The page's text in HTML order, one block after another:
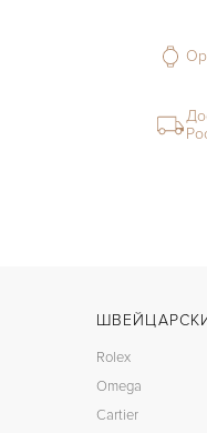
Rolex
Omega
Cartier